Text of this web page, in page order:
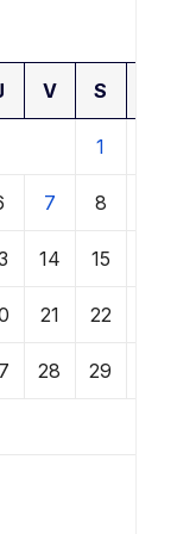
V S
1
7 8
14 15
21 22
28 29